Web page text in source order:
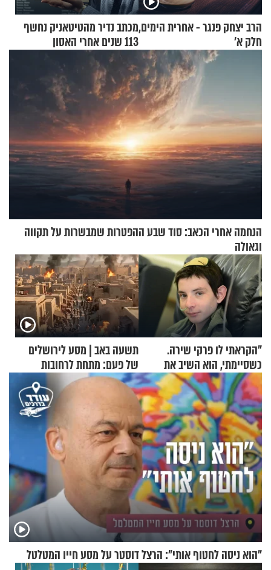
הרב יצחק פנגר - אחרית הימים,
חלק א’
מכתב נדיר מהטיטאניק נחשף
113 שנים אחרי האסון
הנחמה אחרי הכאב: סוד שבע ההפטרות שמבשרות על תקווה
וגאולה
"הקראתי לו פרקי שירה.
כשסיימתי, הוא השיב את
נשמתו לבורא"
תשעה באב | מסע לירושלים
של פעם: מתחת לרחובות
ירושלים
"הוא ניסה לחטוף אותי": הרצל דוסטר על מסע חייו המטלטל